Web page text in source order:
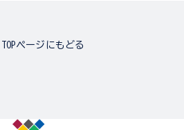
TOPページにもどる